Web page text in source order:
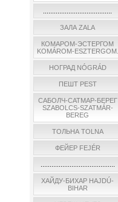
ЗАЛА ZALA
КОМАРОМ-ЭСТЕРГОМ
KOMÁROM-ESZTERGOM.
НОГРАД NÓGRÁD
ПЕШТ PEST
САБОЛЧ-САТМАР-БЕРЕГ
SZABOLCS-SZATMÁR-
BEREG
ТОЛЬНА TOLNA
ФЕЙЕР FEJÉR
ХАЙДУ-БИХАР HAJDÚ-
BIHAR